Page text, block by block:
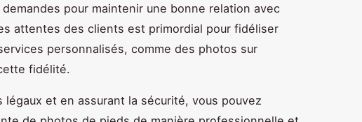
pour maintenir une bonne relation avec
attentes des clients est primordial pour fidéliser
personnalisés, comme des photos sur
fidélité.
et en assurant la sécurité, vous pouvez